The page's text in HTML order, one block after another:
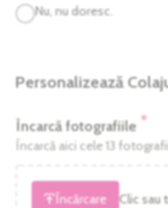
Nu, nu doresc.
Personalizează
Încarcă fotografiile *
Încarcă aici cele 13
Încărcare Clic sau